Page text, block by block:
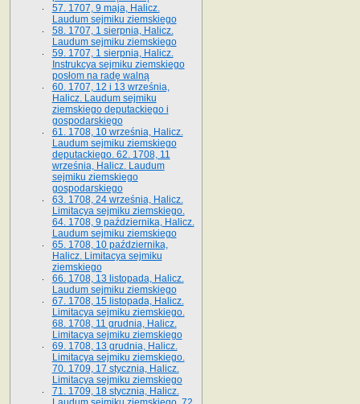
57. 1707, 9 maja, Halicz.
Laudum sejmiku ziemskiego
58. 1707, 1 sierpnia, Halicz.
Laudum sejmiku ziemskiego
59. 1707, 1 sierpnia, Halicz.
Instrukcya sejmiku ziemskiego
posłom na radę walną
60. 1707, 12 i 13 września,
Halicz. Laudum sejmiku
ziemskiego deputackiego i
gospodarskiego
61. 1708, 10 września, Halicz.
Laudum sejmiku ziemskiego
deputackiego. 62. 1708, 11
września, Halicz. Laudum
sejmiku ziemskiego
gospodarskiego
63. 1708, 24 września, Halicz.
Limitacya sejmiku ziemskiego.
64. 1708, 9 października, Halicz.
Laudum sejmiku ziemskiego
65­. 1708, 10 października,
Halicz. Limitacya sejmiku
ziemskiego
66. 1708, 13 listopada, Halicz.
Laudum sejmiku ziemskiego
67. 1708, 15 listopada, Halicz.
Limitacya sejmiku ziemskiego.
68. 1708, 11 grudnia, Halicz.
Limitacya sejmiku ziemskiego
69. 1708, 13 grudnia, Halicz.
Limitacya sejmiku ziemskiego.
70. 1709, 17 stycznia, Halicz.
Limitacya sejmiku ziemskiego
71. 1709, 18 stycznia, Halicz.